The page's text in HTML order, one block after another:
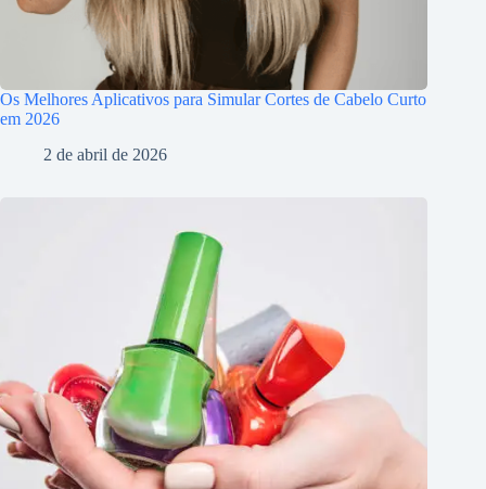
Os Melhores Aplicativos para Simular Cortes de Cabelo Curto
em 2026
2 de abril de 2026